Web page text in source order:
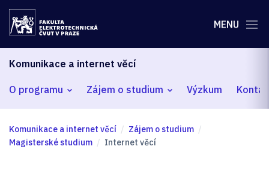
MENU
Komunikace a internet věcí
O programu Zájem o studium Výzkum
Komunikace a internet věcí
Zájem o studium
Magisterské studium
Internet věcí